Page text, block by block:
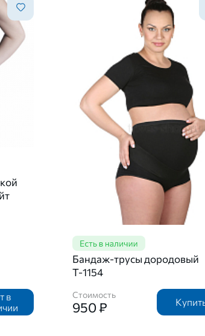
в
Бандаж-трусы дородовый
Т-1154
Стоимость
950 ₽